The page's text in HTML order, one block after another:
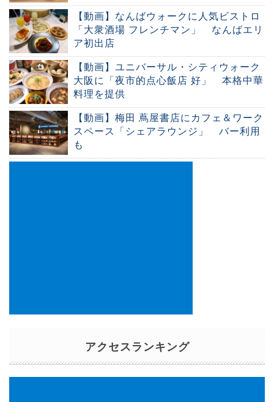
【動画】なんばウォークに人気ビストロ
「大衆酒場 フレンチマン」 なんばエリ
ア初出店
【動画】ユニバーサル・シティウォーク
大阪に「夜市的点心飯店 好」 本格中華
料理を提供
【動画】梅田 蔦屋書店にカフェ＆ワーク
スペース「シェアラウンジ」 バー利用
も
アクセスランキング